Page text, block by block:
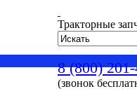
Тракторные
8 (800)
(звонок